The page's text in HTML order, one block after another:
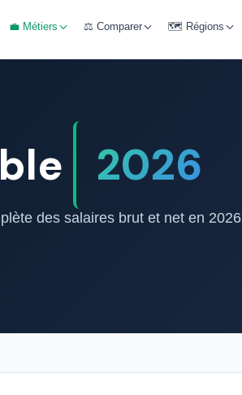
💼 Métiers ⚖️ Comparer 🗺️ Régions
2026
des salaires brut et net en 2026